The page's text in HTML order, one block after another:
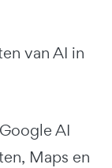
van AI in
AI
Maps en